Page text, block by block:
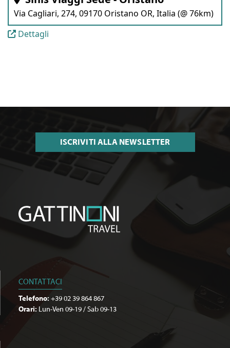
Via Cagliari, 274, 09170 Oristano OR, Italia (@ 76km)
Dettagli
ISCRIVITI ALLA NEWSLETTER
CONTATTACI
Telefono: +39 02 39 864 867
Orari: Lun-Ven 09-19 / Sab 09-13